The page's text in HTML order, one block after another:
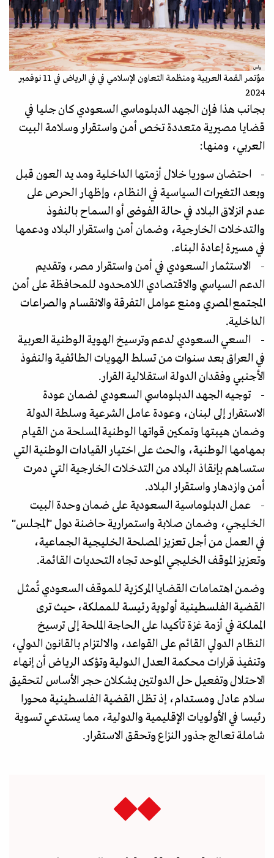
واس
مؤتمر القمة العربية ومنظمة التعاون الإسلامي في في الرياض في 11 نوفمبر
2024
بجانب هذا فإن الجهد الدبلوماسي السعودي كان جليا في
قضايا مصيرية متعددة تخص أمن واستقرار وسلامة البيت
العربي، ومنها:
- احتضان سوريا خلال أزمتها الداخلية ومد يد العون قبل
وبعد التغيرات السياسية في النظام، وإظهار الحرص على
عدم انزلاق البلاد في حالة الفوضى أو السماح بالنفوذ
والتدخلات الخارجية، وضمان أمن واستقرار البلاد ودعمها
في مسيرة إعادة البناء.
- الاستثمار السعودي في أمن واستقرار مصر، وتقديم
الدعم السياسي والاقتصادي اللامحدود للمحافظة على أمن
المجتمع المصري ومنع عوامل التفرقة والانقسام والصراعات
الداخلية.
- السعي السعودي لدعم وترسيخ الهوية الوطنية العربية
في العراق بعد سنوات من تسلط الهويات الطائفية والنفوذ
الأجنبي وفقدان الدولة استقلالية القرار.
- توجيه الجهد الدبلوماسي السعودي لضمان عودة
الاستقرار إلى لبنان، وعودة عامل الشرعية وسلطة الدولة
وضمان هيبتها وتمكين قواتها الوطنية المسلحة من القيام
بمهامها الوطنية، والحث على اختيار القيادات الوطنية التي
ستساهم بإنقاذ البلاد من التدخلات الخارجية التي دمرت
أمن وازدهار واستقرار البلاد.
- عمل الدبلوماسية السعودية على ضمان وحدة البيت
الخليجي، وضمان صلابة واستمرارية حاضنة دول "المجلس"
في العمل من أجل تعزيز المصلحة الخليجية الجماعية،
وتعزيز الموقف الخليجي الموحد تجاه التحديات القائمة.
وضمن اهتمامات القضايا المركزية للموقف السعودي تُمثل
القضية الفلسطينية أولوية رئيسة للمملكة، حيث ترى
المملكة في أزمة غزة تأكيدا على الحاجة الملحة إلى ترسيخ
النظام الدولي القائم على القواعد، والالتزام بالقانون الدولي،
وتنفيذ قرارات محكمة العدل الدولية وتؤكد الرياض أن إنهاء
الاحتلال وتفعيل حل الدولتين يشكلان حجر الأساس لتحقيق
سلام عادل ومستدام، إذ تظل القضية الفلسطينية محورا
رئيسا في الأولويات الإقليمية والدولية، مما يستدعي تسوية
شاملة تعالج جذور النزاع وتحقق الاستقرار.